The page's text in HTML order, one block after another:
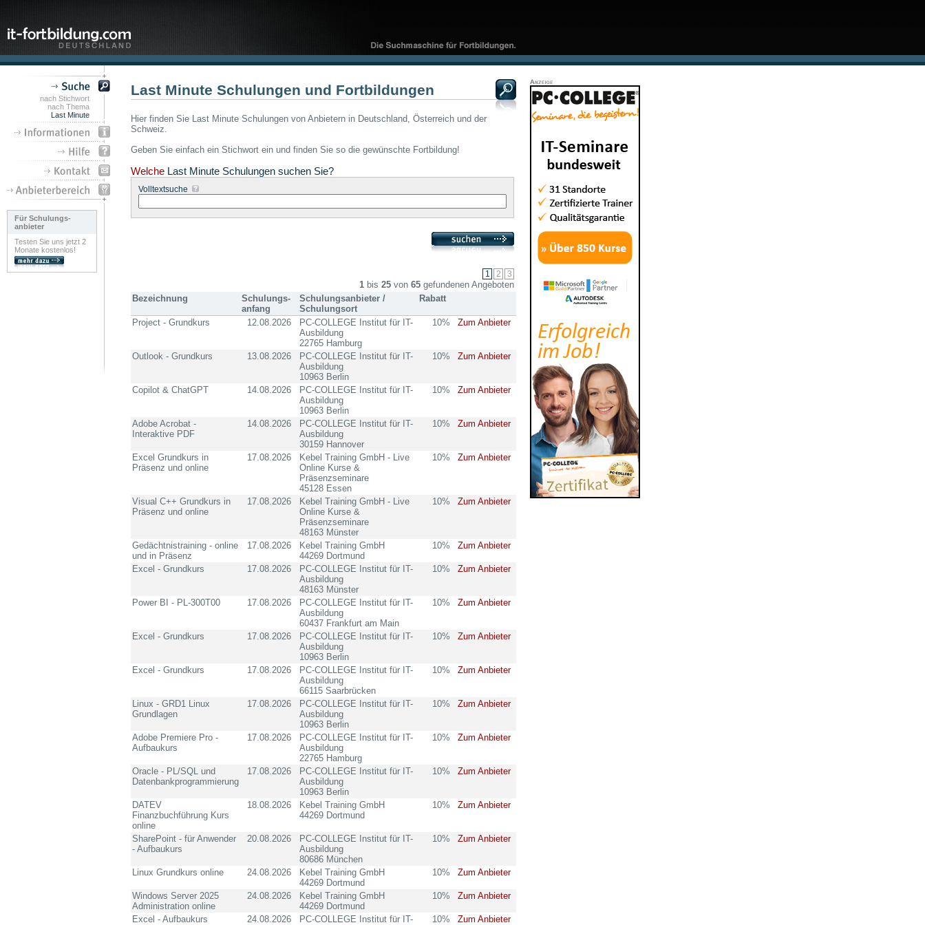
nach Stichwort
nach Thema
Last Minute
Für Schulungs-
anbieter
Testen Sie uns jetzt 2
Monate kostenlos!
Last Minute Schulungen und Fortbildungen
Hier finden Sie Last Minute Schulungen von Anbietern in Deutschland, Österreich und der
Schweiz.
Geben Sie einfach ein Stichwort ein und finden Sie so die gewünschte Fortbildung!
Welche Last Minute Schulungen suchen Sie?
Volltextsuche
1 bis 25 von 65 gefundenen Angeboten
Bezeichnung
Schulungs-
anfang
Schulungsanbieter /
Schulungsort
Rabatt
Project - Grundkurs 12.08.2026
PC-COLLEGE Institut für IT-
Ausbildung
22765 Hamburg
10% Zum Anbieter
Outlook - Grundkurs 13.08.2026
PC-COLLEGE Institut für IT-
Ausbildung
10963 Berlin
10% Zum Anbieter
Copilot & ChatGPT 14.08.2026
PC-COLLEGE Institut für IT-
Ausbildung
10963 Berlin
10% Zum Anbieter
Adobe Acrobat -
Interaktive PDF
14.08.2026
PC-COLLEGE Institut für IT-
Ausbildung
30159 Hannover
10% Zum Anbieter
Excel Grundkurs in
Präsenz und online
17.08.2026
Kebel Training GmbH - Live
Online Kurse &
Präsenzseminare
45128 Essen
10% Zum Anbieter
Visual C++ Grundkurs in
Präsenz und online
17.08.2026
Kebel Training GmbH - Live
Online Kurse &
Präsenzseminare
48163 Münster
10% Zum Anbieter
Gedächtnistraining - online
und in Präsenz
17.08.2026
Kebel Training GmbH
44269 Dortmund
10% Zum Anbieter
Excel - Grundkurs 17.08.2026
PC-COLLEGE Institut für IT-
Ausbildung
48163 Münster
10% Zum Anbieter
Power BI - PL-300T00 17.08.2026
PC-COLLEGE Institut für IT-
Ausbildung
60437 Frankfurt am Main
10% Zum Anbieter
Excel - Grundkurs 17.08.2026
PC-COLLEGE Institut für IT-
Ausbildung
10963 Berlin
10% Zum Anbieter
Excel - Grundkurs 17.08.2026
PC-COLLEGE Institut für IT-
Ausbildung
66115 Saarbrücken
10% Zum Anbieter
Linux - GRD1 Linux
Grundlagen
17.08.2026
PC-COLLEGE Institut für IT-
Ausbildung
10963 Berlin
10% Zum Anbieter
Adobe Premiere Pro -
Aufbaukurs
17.08.2026
PC-COLLEGE Institut für IT-
Ausbildung
22765 Hamburg
10% Zum Anbieter
Oracle - PL/SQL und
Datenbankprogrammierung
17.08.2026
PC-COLLEGE Institut für IT-
Ausbildung
10963 Berlin
10% Zum Anbieter
DATEV
Finanzbuchführung Kurs
online
18.08.2026
Kebel Training GmbH
44269 Dortmund
10% Zum Anbieter
SharePoint - für Anwender
- Aufbaukurs
20.08.2026
PC-COLLEGE Institut für IT-
Ausbildung
80686 München
10% Zum Anbieter
Linux Grundkurs online 24.08.2026
Kebel Training GmbH
44269 Dortmund
10% Zum Anbieter
Windows Server 2025
Administration online
24.08.2026
Kebel Training GmbH
44269 Dortmund
10% Zum Anbieter
Excel - Aufbaukurs 24.08.2026
PC-COLLEGE Institut für IT-
10% Zum Anbieter